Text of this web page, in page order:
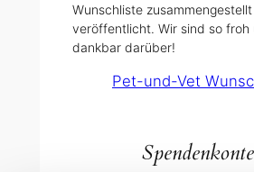
Wunschliste
veröffentlicht. Wir sind so froh
dankbar darüber!
Pet-und-Vet